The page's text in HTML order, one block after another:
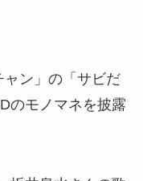
ン」の「サビだ
のモノマネを披露